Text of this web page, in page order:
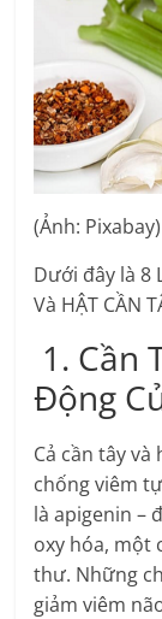
(Ảnh: Pixabay)
Dưới đây là 8
Và HẬT CẦN
1. Cần
Động
Cả cần tây
chống viêm
là apigenin –
oxy hóa, một
thư. Những
giảm viêm